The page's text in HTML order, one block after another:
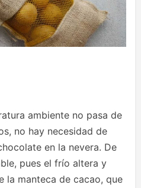
ambiente no pasa de
no hay necesidad de
en la nevera. De
pues el frío altera y
la manteca de cacao, que